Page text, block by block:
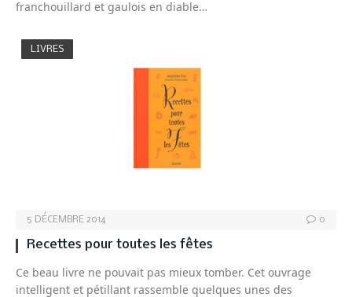
franchouillard et gaulois en diable…
LIVRES
5 DÉCEMBRE 2014 0
Recettes pour toutes les fêtes
Ce beau livre ne pouvait pas mieux tomber. Cet ouvrage
intelligent et pétillant rassemble quelques unes des